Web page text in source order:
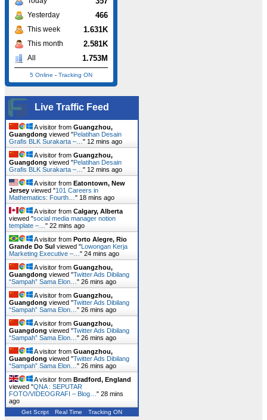
Yesterday 466
This week 1.631K
This month 2.581K
All 1.753M
5 Online - Tracking ON
Live Traffic Feed
A visitor from Guangzhou,
Guangdong viewed "Pelatihan Desain
Grafis BLK Surakarta –… " 12 mins ago
A visitor from Guangzhou,
Guangdong viewed "Pelatihan Desain
Grafis BLK Surakarta –… " 12 mins ago
A visitor from Eatontown, New
Jersey viewed "101 Careers in
Mathematics: Fourth… " 18 mins ago
A visitor from Calgary, Alberta
viewed "social media manager notion
template –… " 22 mins ago
A visitor from Porto Alegre, Rio
Grande Do Sul viewed "Lowongan Kerja
Marketing Executive –… " 24 mins ago
A visitor from Guangzhou,
Guangdong viewed "Twitter Ads Dibilang
“Sampah” Sama Elon… " 26 mins ago
A visitor from Guangzhou,
Guangdong viewed "Twitter Ads Dibilang
“Sampah” Sama Elon… " 26 mins ago
A visitor from Guangzhou,
Guangdong viewed "Twitter Ads Dibilang
“Sampah” Sama Elon… " 26 mins ago
A visitor from Guangzhou,
Guangdong viewed "Twitter Ads Dibilang
“Sampah” Sama Elon… " 26 mins ago
A visitor from Bradford, England
viewed "QNA : SEPUTAR
FOTO/VIDEOGRAFI – Blog… " 28 mins
ago
Get Script Real Time Tracking ON